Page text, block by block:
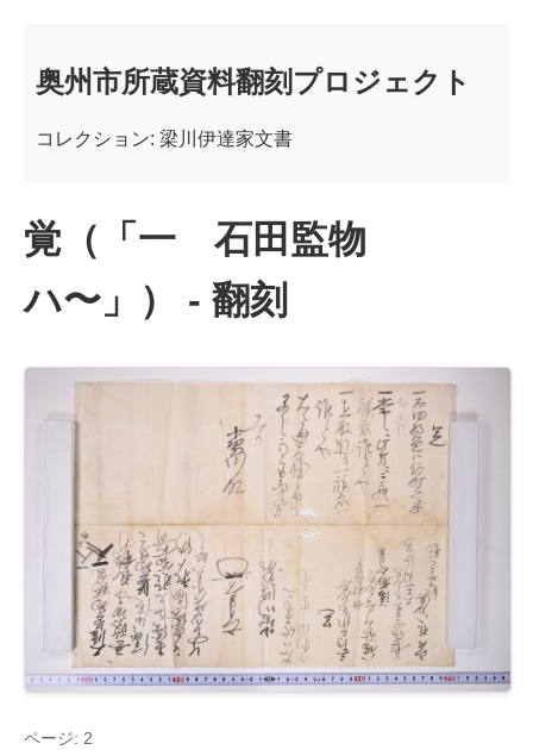
奥州市所蔵資料翻刻プロジェクト
コレクション: 梁川伊達家文書
覚（「一 石田監物
ハ〜」） - 翻刻
ページ: 2